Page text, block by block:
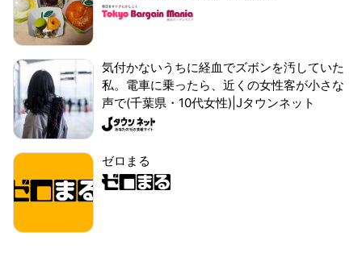
気付かないうちに経血でズボンを汚していた
私。電車に乗ったら、近くの女性客が小さな
声で(千葉県・10代女性)|Jタウンネット
ゼロまる